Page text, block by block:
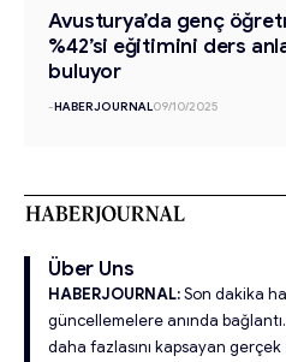
Avusturya’da genç
%42’si eğitimini ders
buluyor
-HABERJOURNAL09/10/2025
Über Uns
HABERJOURNAL:Son dakika
güncellemelere anında
daha fazlasını kapsayan gerçek